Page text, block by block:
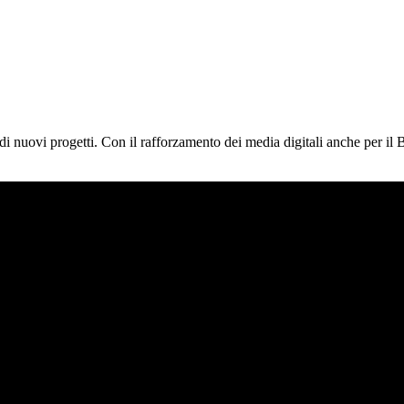
progetti. Con il rafforzamento dei media digitali anche per il